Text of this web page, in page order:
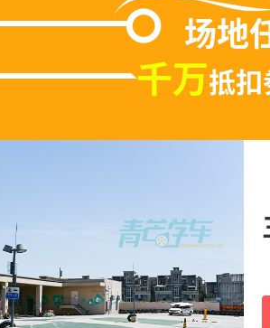
150****7752在5分
136****4522在44
132****9276在51
153****6806在31
场地
千万抵